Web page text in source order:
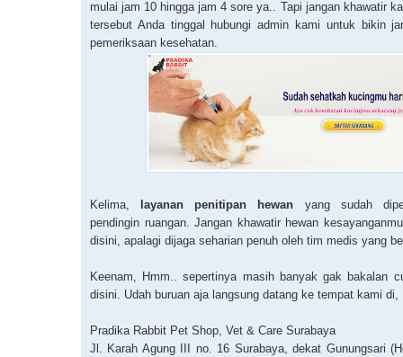
mulai jam 10 hingga jam 4 sore ya.. Tapi jangan khawatir
tersebut Anda tinggal hubungi admin kami untuk bikin
pemeriksaan kesehatan.
Kelima, layanan penitipan hewan yang sudah
pendingin ruangan. Jangan khawatir hewan
disini, apalagi dijaga seharian penuh oleh tim medis yang
Keenam, Hmm.. sepertinya masih banyak gak bakalan
disini. Udah buruan aja langsung datang ke tempat kami di,
Pradika Rabbit Pet Shop, Vet & Care Surabaya
Jl. Karah Agung III no. 16 Surabaya, dekat Gunungsari